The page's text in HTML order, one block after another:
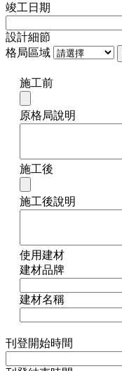
竣工日期
設計細節
格局區域
施工前
原格局說明
施工後
施工後說明
使用建材
建材品牌
建材名稱
刊登開始時間